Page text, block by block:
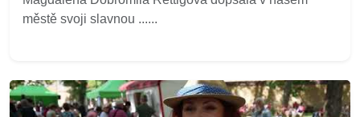
městě svoji slavnou ......